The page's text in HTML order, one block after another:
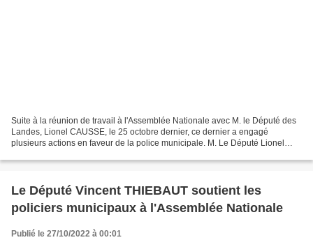
Suite à la réunion de travail à l'Assemblée Nationale avec M. le Député des
Landes, Lionel CAUSSE, le 25 octobre dernier, ce dernier a engagé
plusieurs actions en faveur de la police municipale. M. Le Député Lionel
Le Député Vincent THIEBAUT soutient les
policiers municipaux à l'Assemblée Nationale
Publié le 27/10/2022 à 00:01